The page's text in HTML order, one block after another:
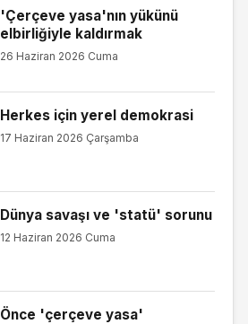
'Çerçeve yasa'nın yükünü
elbirliğiyle kaldırmak
26 Haziran 2026 Cuma
Herkes için yerel demokrasi
17 Haziran 2026 Çarşamba
Dünya savaşı ve 'statü' sorunu
12 Haziran 2026 Cuma
Önce 'çerçeve yasa'